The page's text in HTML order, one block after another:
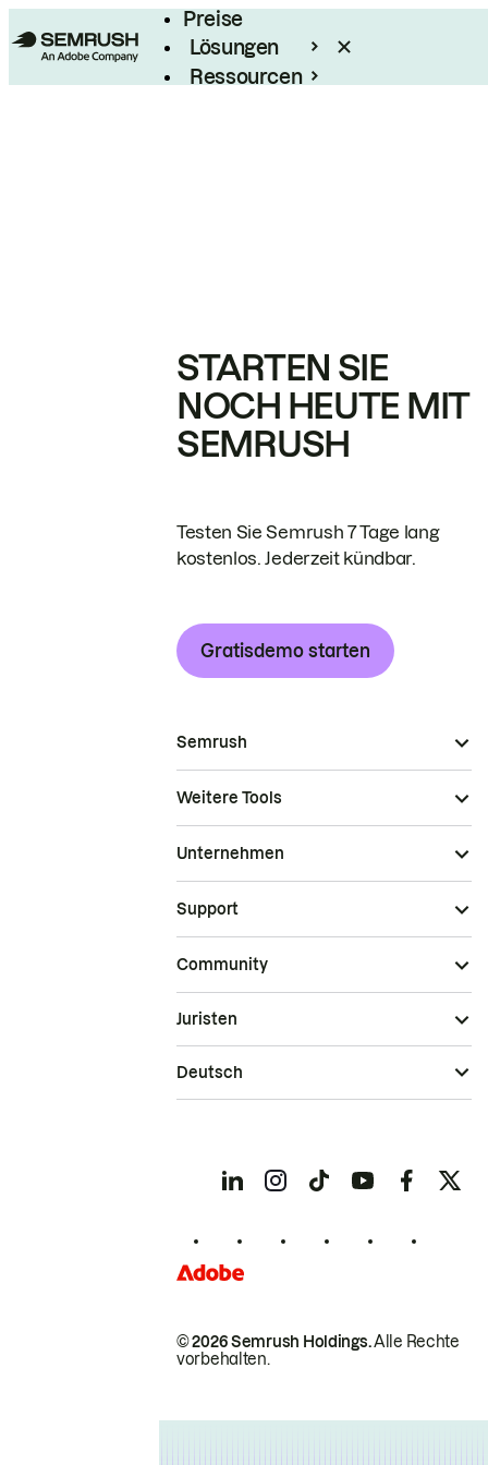
Preise
Lösungen
Ressourcen
STARTEN SIE
NOCH HEUTE MIT
SEMRUSH
Testen Sie Semrush 7 Tage lang
kostenlos. Jederzeit kündbar.
Gratisdemo starten
Semrush
Weitere Tools
Unternehmen
Support
Community
© 2026 Semrush Holdings.Alle Rechte
vorbehalten.
Juristen
Deutsch